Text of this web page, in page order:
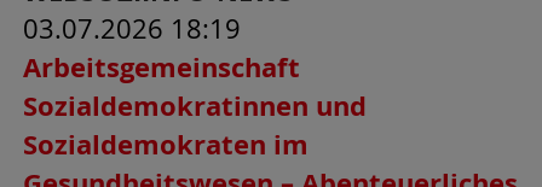
03.07.2026 18:19
Arbeitsgemeinschaft
Sozialdemokratinnen und
Sozialdemokraten im